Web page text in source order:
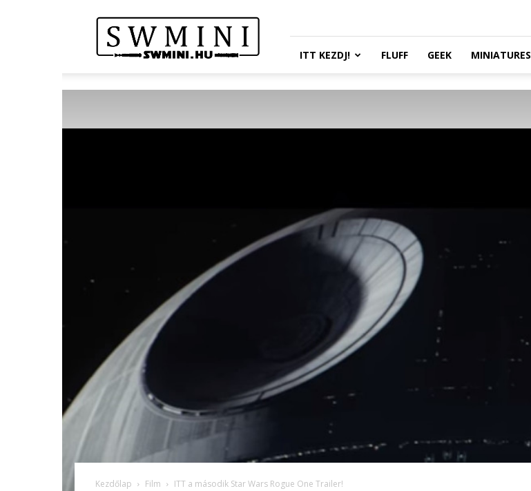
Wars
Miniatures
Portál
ITT KEZDJ! FLUFF GEEK MINIATURES
Kezdőlap Film ITT a második Star Wars Rogue One Trailer!